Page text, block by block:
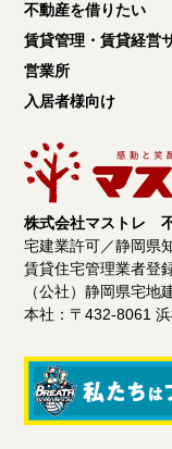
380
不動産を借りたい
賃貸管理・賃貸経営
営業所
入居者様向け
株式会社マストレ
宅建業許可／静岡県
賃貸住宅管理業者登
（公社）静岡県宅地
本社：〒432-8061